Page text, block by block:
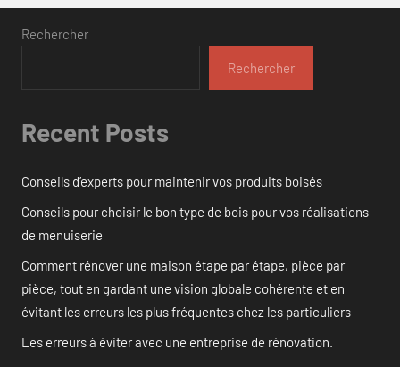
Rechercher
Rechercher
Recent Posts
Conseils d’experts pour maintenir vos produits boisés
Conseils pour choisir le bon type de bois pour vos réalisations
de menuiserie
Comment rénover une maison étape par étape, pièce par
pièce, tout en gardant une vision globale cohérente et en
évitant les erreurs les plus fréquentes chez les particuliers
Les erreurs à éviter avec une entreprise de rénovation.